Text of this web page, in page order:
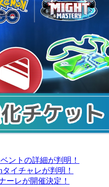
ントの詳細が判明！
イチャレが判明！
ーレが開催決定！